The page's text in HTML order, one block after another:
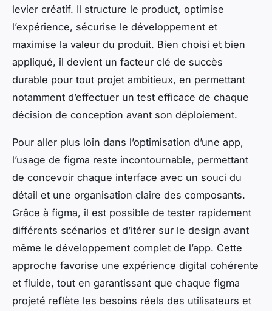
levier créatif. Il structure le product, optimise
l’expérience, sécurise le développement et
maximise la valeur du produit. Bien choisi et bien
appliqué, il devient un facteur clé de succès
durable pour tout projet ambitieux, en permettant
notamment d’effectuer un test efficace de chaque
décision de conception avant son déploiement.
Pour aller plus loin dans l’optimisation d’une app,
l’usage de figma reste incontournable, permettant
de concevoir chaque interface avec un souci du
détail et une organisation claire des composants.
Grâce à figma, il est possible de tester rapidement
différents scénarios et d’itérer sur le design avant
même le développement complet de l’app. Cette
approche favorise une expérience digital cohérente
et fluide, tout en garantissant que chaque figma
projeté reflète les besoins réels des utilisateurs et